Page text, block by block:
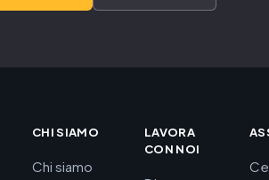
CHI SIAMO
Chi siamo
LAVORA
CON NOI